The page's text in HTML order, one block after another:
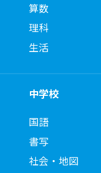
算数
理科
生活
中学校
国語
書写
社会・地図